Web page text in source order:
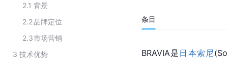
2.1 背景
2.2品牌定位
2.3市场营销
3 技术优势
条目
BRAVIA是 日本索尼(